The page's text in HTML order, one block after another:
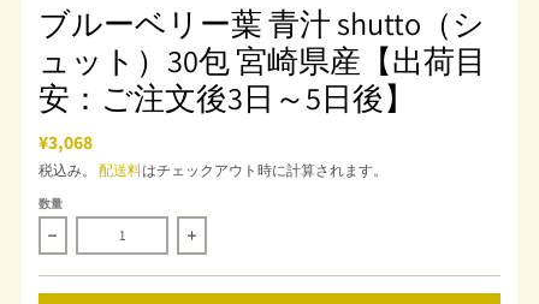
ブルーベリー葉 青汁 shutto（シ
ュット）30包 宮崎県産【出荷目
安：ご注文後3日～5日後】
¥3,068
税込み。 配送料はチェックアウト時に計算されます。
数量
ブルーベリー葉 青汁 shutto（シュット）30包 宮崎県産【出荷
ブルーベリー葉 青汁 shutto（シュット）30